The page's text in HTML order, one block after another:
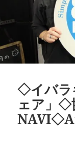
◇イバラ
ェア」◇